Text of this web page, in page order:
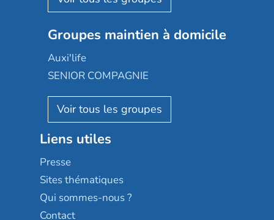
Nexity edenea
Les jardins d'Arcadie
Occitalia
Appartseniors
Reseda
Stella management
Les villages d'or
Sérénys
Résidences services Villa Médicis
Groupe SOS
Le Noble Âge
Almage
Résidalya
Groupe aplus
Groupes maintien à domicile
Auxi'life
SENIOR COMPAGNIE
AGE D'OR Services
Liens utiles
Presse
Sites thématiques
Qui sommes-nous ?
Contact